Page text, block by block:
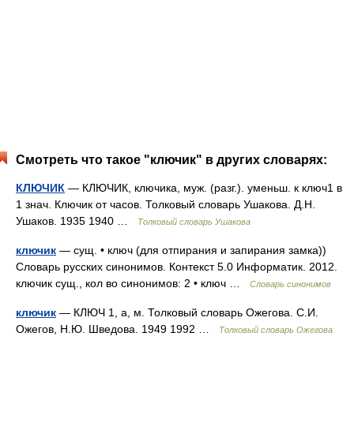
Смотреть что такое "ключик" в других словарях:
КЛЮЧИК — КЛЮЧИК, ключика, муж. (разг.). уменьш. к ключ1 в
1 знач. Ключик от часов. Толковый словарь Ушакова. Д.Н.
Ушаков. 1935 1940 …
Толковый словарь Ушакова
ключик — сущ. • ключ (для отпирания и запирания замка))
Словарь русских синонимов. Контекст 5.0 Информатик. 2012.
ключик сущ., кол во синонимов: 2 • ключ …
Словарь синонимов
ключик — КЛЮЧ 1, а, м. Толковый словарь Ожегова. С.И.
Ожегов, Н.Ю. Шведова. 1949 1992 …
Толковый словарь Ожегова